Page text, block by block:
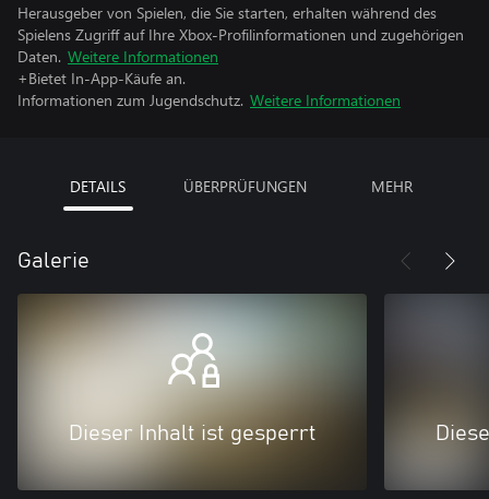
Herausgeber von Spielen, die Sie starten, erhalten während des
Spielens Zugriff auf Ihre Xbox-Profilinformationen und zugehörigen
Daten. Weitere Informationen
+Bietet In-App-Käufe an.
Informationen zum Jugendschutz. Weitere Informationen
DETAILS ÜBERPRÜFUNGEN MEHR
Galerie
Dieser Inhalt ist gesperrt